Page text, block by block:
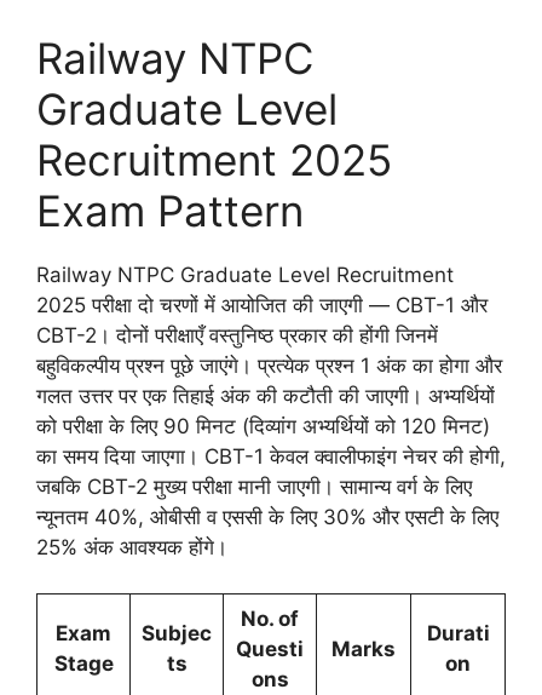
Railway NTPC
Graduate Level
Recruitment 2025
Exam Pattern
Railway NTPC Graduate Level Recruitment
2025 परीक्षा दो चरणों में आयोजित की जाएगी — CBT-1 और
CBT-2। दोनों परीक्षाएँ वस्तुनिष्ठ प्रकार की होंगी जिनमें
बहुविकल्पीय प्रश्न पूछे जाएंगे। प्रत्येक प्रश्न 1 अंक का होगा और
गलत उत्तर पर एक तिहाई अंक की कटौती की जाएगी। अभ्यर्थियों
को परीक्षा के लिए 90 मिनट (दिव्यांग अभ्यर्थियों को 120 मिनट)
का समय दिया जाएगा। CBT-1 केवल क्वालीफाइंग नेचर की होगी,
जबकि CBT-2 मुख्य परीक्षा मानी जाएगी। सामान्य वर्ग के लिए
न्यूनतम 40%, ओबीसी व एससी के लिए 30% और एसटी के लिए
25% अंक आवश्यक होंगे।
Exam
Stage
Subjec
ts
No. of
Questi
ons
Marks
Durati
on